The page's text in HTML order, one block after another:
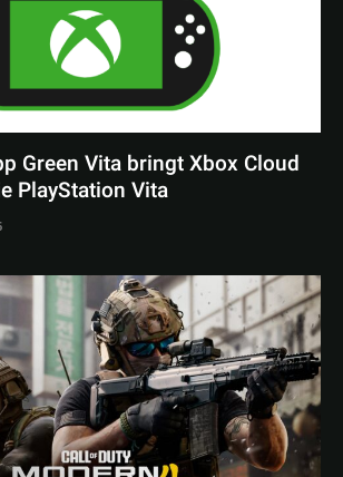
Green Vita bringt Xbox Cloud
PlayStation Vita